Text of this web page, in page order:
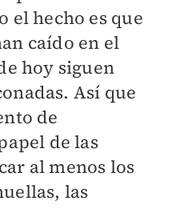
el hecho es que
caído en el
hoy siguen
Así que
de
de las
al menos los
las